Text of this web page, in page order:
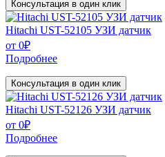
Консультация в один клик
Hitachi UST-52105 УЗИ датчик
от 0₽
Подробнее
Консультация в один клик
Hitachi UST-52126 УЗИ датчик
от 0₽
Подробнее